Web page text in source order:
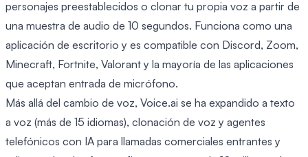
personajes preestablecidos o clonar tu propia voz a partir de
una muestra de audio de 10 segundos. Funciona como una
aplicación de escritorio y es compatible con Discord, Zoom,
Minecraft, Fortnite, Valorant y la mayoría de las aplicaciones
que aceptan entrada de micrófono.
Más allá del cambio de voz, Voice.ai se ha expandido a texto
a voz (más de 15 idiomas), clonación de voz y agentes
telefónicos con IA para llamadas comerciales entrantes y